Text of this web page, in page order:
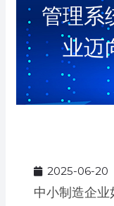
管理系
业迈
2025-06-20
中小制造企